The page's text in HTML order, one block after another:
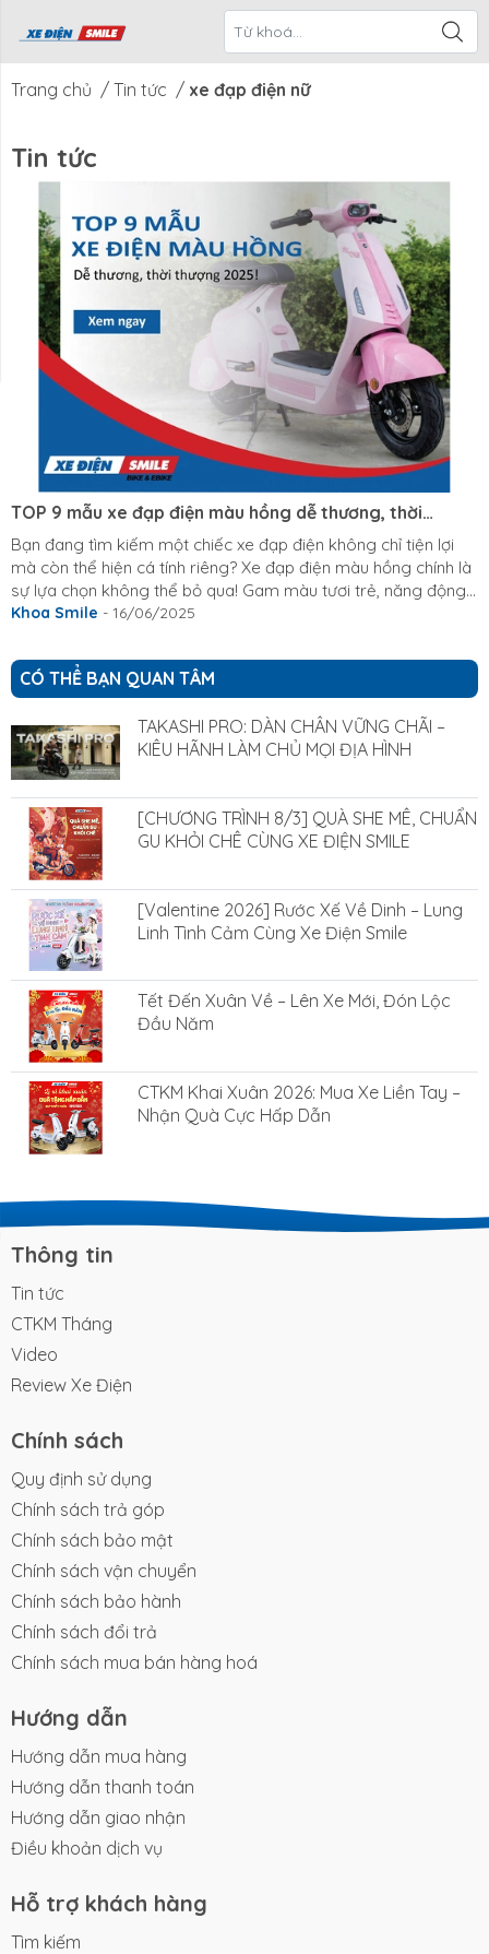
Xe Điện
Smile
CTKM Tháng Blog
Trang chủ / Tin tức / xe đạp điện nữ
Tin tức
TOP 9 mẫu xe đạp điện màu hồng dễ thương, thời
thượng 2025
Bạn đang tìm kiếm một chiếc xe đạp điện không chỉ tiện lợi
mà còn thể hiện cá tính riêng? Xe đạp điện màu hồng chính là
sự lựa chọn không thể bỏ qua! Gam màu tươi trẻ, năng động
này đang ngày càng được yêu thích, đặc biệt là phái đẹp và
bài viết này, Xe Điện Smile sẽ tổng hợp và giới thiệu đến bạn
TOP 9 mẫu xe đạp điện hồng đang được ưa chuộng nhất, giúp
Khoa Smile - 16/06/2025
CÓ THỂ BẠN QUAN TÂM
TAKASHI PRO: DÀN CHÂN VỮNG CHÃI –
KIÊU HÃNH LÀM CHỦ MỌI ĐỊA HÌNH
[CHƯƠNG TRÌNH 8/3] QUÀ SHE MÊ, CHUẨN
GU KHỎI CHÊ CÙNG XE ĐIỆN SMILE
[Valentine 2026] Rước Xế Về Dinh – Lung
Linh Tình Cảm Cùng Xe Điện Smile
Tết Đến Xuân Về – Lên Xe Mới, Đón Lộc
Đầu Năm
CTKM Khai Xuân 2026: Mua Xe Liền Tay –
Nhận Quà Cực Hấp Dẫn
Thông tin
Tin tức
CTKM Tháng
Video
Review Xe Điện
Chính sách
Quy định sử dụng
Chính sách trả góp
Chính sách bảo mật
Chính sách vận chuyển
Chính sách bảo hành
Chính sách đổi trả
Chính sách mua bán hàng hoá
Hướng dẫn
Hướng dẫn mua hàng
Hướng dẫn thanh toán
Hướng dẫn giao nhận
Điều khoản dịch vụ
Hỗ trợ khách hàng
Tìm kiếm